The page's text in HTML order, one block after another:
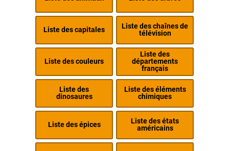
Liste des capitales
Liste des chaînes de
télévision
Liste des couleurs
Liste des
départements
français
Liste des
dinosaures
Liste des éléments
chimiques
Liste des épices
Liste des états
américains